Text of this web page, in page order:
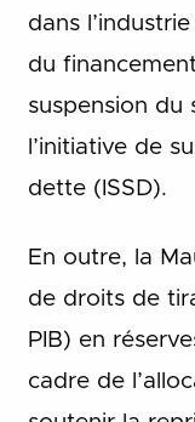
dans
du
suspension du
l’initiative de
dette (ISSD).
En outre, la
de droits de
PIB) en
cadre de